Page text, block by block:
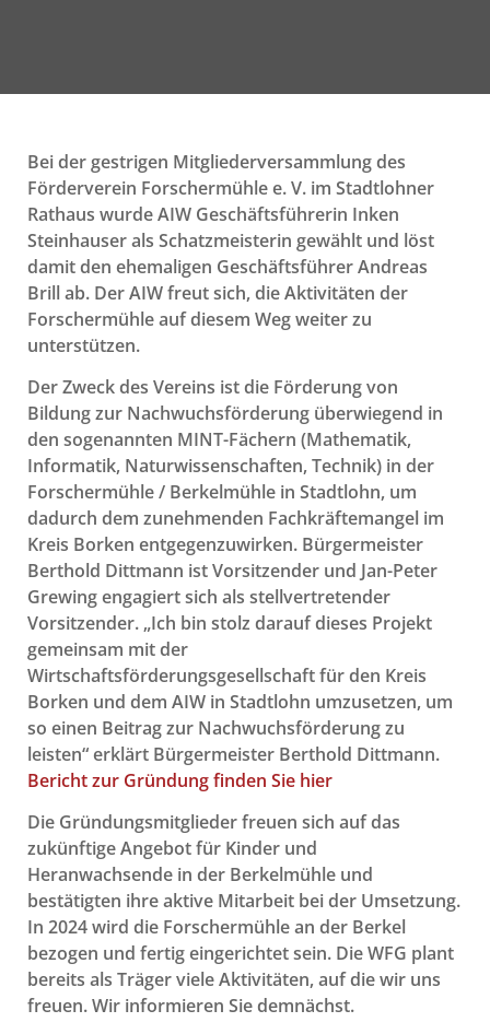
Bei der gestrigen Mitgliederversammlung des
Förderverein Forschermühle e. V. im Stadtlohner
Rathaus wurde AIW Geschäftsführerin Inken
Steinhauser als Schatzmeisterin gewählt und löst
damit den ehemaligen Geschäftsführer Andreas
Brill ab. Der AIW freut sich, die Aktivitäten der
Forschermühle auf diesem Weg weiter zu
unterstützen.
Der Zweck des Vereins ist die Förderung von
Bildung zur Nachwuchsförderung überwiegend in
den sogenannten MINT-Fächern (Mathematik,
Informatik, Naturwissenschaften, Technik) in der
Forschermühle / Berkelmühle in Stadtlohn, um
dadurch dem zunehmenden Fachkräftemangel im
Kreis Borken entgegenzuwirken. Bürgermeister
Berthold Dittmann ist Vorsitzender und Jan-Peter
Grewing engagiert sich als stellvertretender
Vorsitzender. „Ich bin stolz darauf dieses Projekt
gemeinsam mit der
Wirtschaftsförderungsgesellschaft für den Kreis
Borken und dem AIW in Stadtlohn umzusetzen, um
so einen Beitrag zur Nachwuchsförderung zu
leisten“ erklärt Bürgermeister Berthold Dittmann.
Bericht zur Gründung finden Sie hier
Die Gründungsmitglieder freuen sich auf das
zukünftige Angebot für Kinder und
Heranwachsende in der Berkelmühle und
bestätigten ihre aktive Mitarbeit bei der Umsetzung.
In 2024 wird die Forschermühle an der Berkel
bezogen und fertig eingerichtet sein. Die WFG plant
bereits als Träger viele Aktivitäten, auf die wir uns
freuen. Wir informieren Sie demnächst.